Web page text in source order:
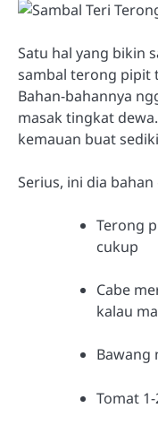
Satu hal yang bikin
sambal terong pipit
Bahan-bahannya
masak tingkat
kemauan buat
Serius, ini dia bahan
Terong
cukup
Cabe
kalau
Bawang
Tomat